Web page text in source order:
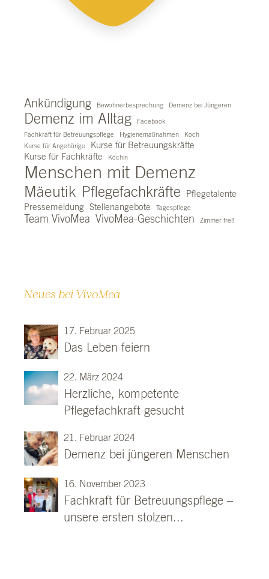
Ankündigung Bewohnerbesprechung Demenz bei Jüngeren
Demenz im Alltag
Facebook
Fachkraft für Betreuungspflege
Hygienemaßnahmen
Koch
Kurse für Angehörige
Kurse für Betreuungskräfte
Kurse für Fachkräfte
Köchin
Menschen mit Demenz
Mäeutik Pflegefachkräfte
Pflegetalente
Pressemeldung Stellenangebote Tagespflege
Team VivoMea VivoMea-Geschichten Zimmer frei!
Neues bei VivoMea
17. Februar 2025
Das Leben feiern
22. März 2024
Herzliche, kompetente
Pflegefachkraft gesucht
21. Februar 2024
Demenz bei jüngeren Menschen
16. November 2023
Fachkraft für Betreuungspflege –
unsere ersten stolzen...